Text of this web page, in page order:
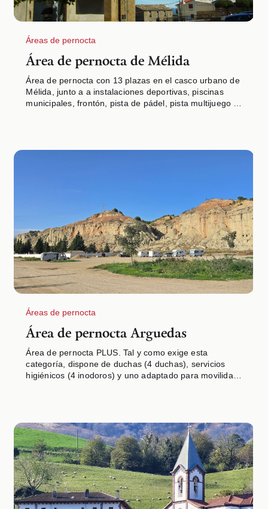
Áreas de pernocta
Área de pernocta de Mélida
Área de pernocta con 13 plazas en el casco urbano de
Mélida, junto a a instalaciones deportivas, piscinas
municipales, frontón, pista de pádel, pista multijuego y
Áreas de pernocta
Área de pernocta Arguedas
Área de pernocta PLUS. Tal y como exige esta
categoría, dispone de duchas (4 duchas), servicios
higiénicos (4 inodoros) y uno adaptado para movilidad
pernocta. Dentro del recinto hay una zona de
merenderos y el área contará con servicio de Wifi.
Además, a tan solo 200 metros se encuentra un
servicio de lavandería externo. El área está situada
muy cerca de las Cuevas de Arguedas, a unos 200
metros, y dispondrá de una zona de esparcimiento y
jardines que darán acceso a las cuevas (actualmente
en proyecto).